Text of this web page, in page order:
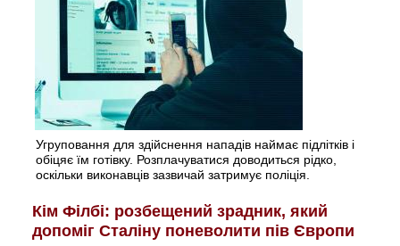
Угруповання для здійснення нападів наймає підлітків і
обіцяє їм готівку. Розплачуватися доводиться рідко,
оскільки виконавців зазвичай затримує поліція.
Кім Філбі: розбещений зрадник, який
допоміг Сталіну поневолити пів Європи